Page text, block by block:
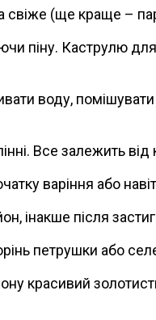
свіже (ще краще –
піну. Каструлю
воду, помішувати
Все залежить від
варіння або
інакше після
петрушки або
красивий